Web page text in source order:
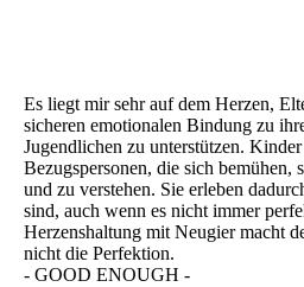
Es liegt mir sehr auf dem Herzen,
sicheren emotionalen Bindung zu
Jugendlichen zu unterstützen.
Bezugspersonen, die sich bemühen,
und zu verstehen. Sie erleben
sind, auch wenn es nicht immer
Herzenshaltung mit Neugier macht
nicht die Perfektion.
- GOOD ENOUGH -